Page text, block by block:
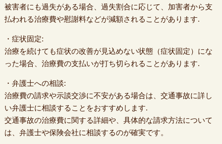
被害者にも過失がある場合、過失割合に応じて、加害者から支
払われる治療費や慰謝料などが減額されることがあります.
・症状固定:
治療を続けても症状の改善が見込めない状態（症状固定）にな
った場合、治療費の支払いが打ち切られることがあります.
・弁護士への相談:
治療費の請求や示談交渉に不安がある場合は、交通事故に詳し
い弁護士に相談することをおすすめします.
交通事故の治療費に関する詳細や、具体的な請求方法について
は、弁護士や保険会社に相談するのが確実です。